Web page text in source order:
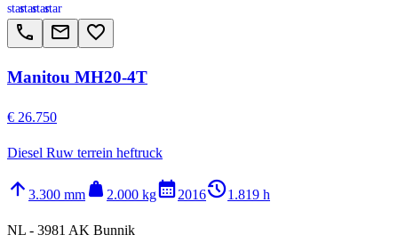
starstarstarstar
call email favorite_border
Manitou MH20-4T
€ 26.750
Diesel Ruw terrein heftruck
arrow_upward 3.300 mm weight 2.000 kgcalendar_month2016history_21.819 h
NL - 3981 AK Bunnik